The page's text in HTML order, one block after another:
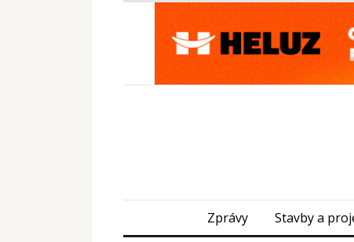
Zprávy Stavby a